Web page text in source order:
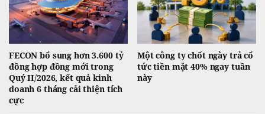
FECON bổ sung hơn 3.600 tỷ
đồng hợp đồng mới trong
Quý II/2026, kết quả kinh
doanh 6 tháng cải thiện tích
cực
Một công ty chốt ngày trả cổ
tức tiền mặt 40% ngay tuần
này